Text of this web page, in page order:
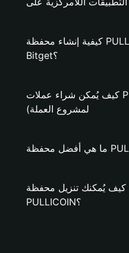
كيفية إنشاء محفظة PULLICOIN على محفظة
Bitget؟
كيف يُمكن شراء عملات PULLICOIN؟ (فقط
لمشروع العملة)
كيف يُمكنك تنزيل محفظة Bitget وإنشاء محفظة
PULLICOIN؟